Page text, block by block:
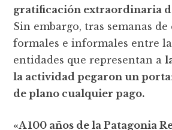
gratificación extraordinaria
Sin embargo, tras semanas de
formales e informales entre
entidades que representan a
la actividad pegaron un
de plano cualquier pago.
«A 100 años de la Patagonia